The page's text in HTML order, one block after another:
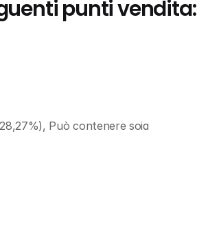
punti vendita:
Può contenere soia